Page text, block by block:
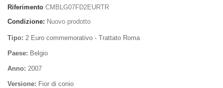
Riferimento CMBLG07FD2EURTR
Condizione: Nuovo prodotto
Tipo: 2 Euro commemorativo - Trattato Roma
Paese: Belgio
Anno: 2007
Versione: Fior di conio